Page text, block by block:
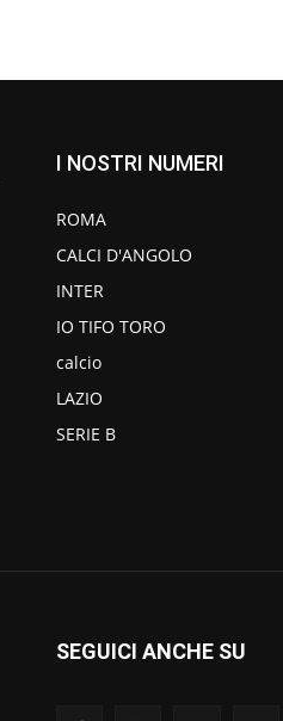
I NOSTRI NUMERI
ROMA
CALCI D'ANGOLO
INTER
IO TIFO TORO
calcio
LAZIO
SERIE B
SEGUICI ANCHE SU